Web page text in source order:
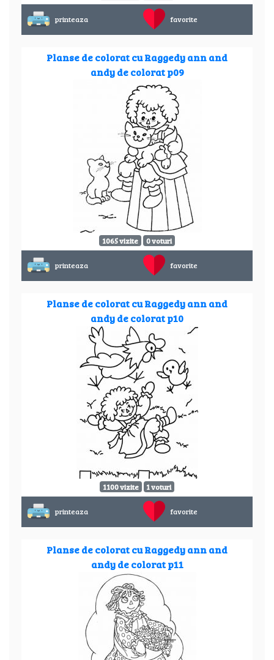
printeaza favorite
Planse de colorat cu Raggedy ann and
andy de colorat p09
1065 vizite 0 voturi
printeaza favorite
Planse de colorat cu Raggedy ann and
andy de colorat p10
1100 vizite 1 voturi
printeaza favorite
Planse de colorat cu Raggedy ann and
andy de colorat p11